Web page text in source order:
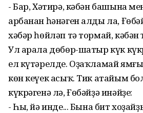
- Бар, Хәтирә, кәбән башына
арбанан һәнәген алды ла,
хәбәр һөйләп тә тормай, кәбән
Ул арала дөбөр-шатыр күк
ел күтәрелде. Оҙаҡламай
көн кеүек асыҡ. Тик атайым
күкрәгенә лә, Ғөбәйҙә инәйҙең:
- Һы, йә инде... Бына бит